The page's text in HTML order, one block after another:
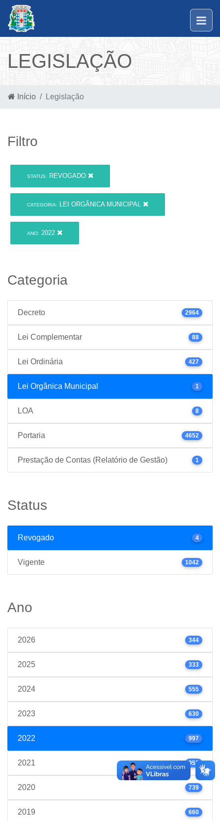
LEGISLAÇÃO
Início Legislação
Filtro
STATUS: REVOGADO
CATEGORIA: LEI ORGÂNICA MUNICIPAL
ANO: 2022
Categoria
Decreto 2964
Lei Complementar 88
Lei Ordinária 427
Lei Orgânica Municipal 1
LOA 8
Portaria 4652
Prestação de Contas (Relatório de Gestão) 1
Status
Revogado 4
Vigente 1042
Ano
2026 344
2025 333
2024 555
2023 630
2022 997
2021 952
2020 739
2019 660